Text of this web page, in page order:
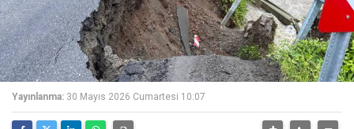
Yayınlanma: 30 Mayıs 2026 Cumartesi 10:07